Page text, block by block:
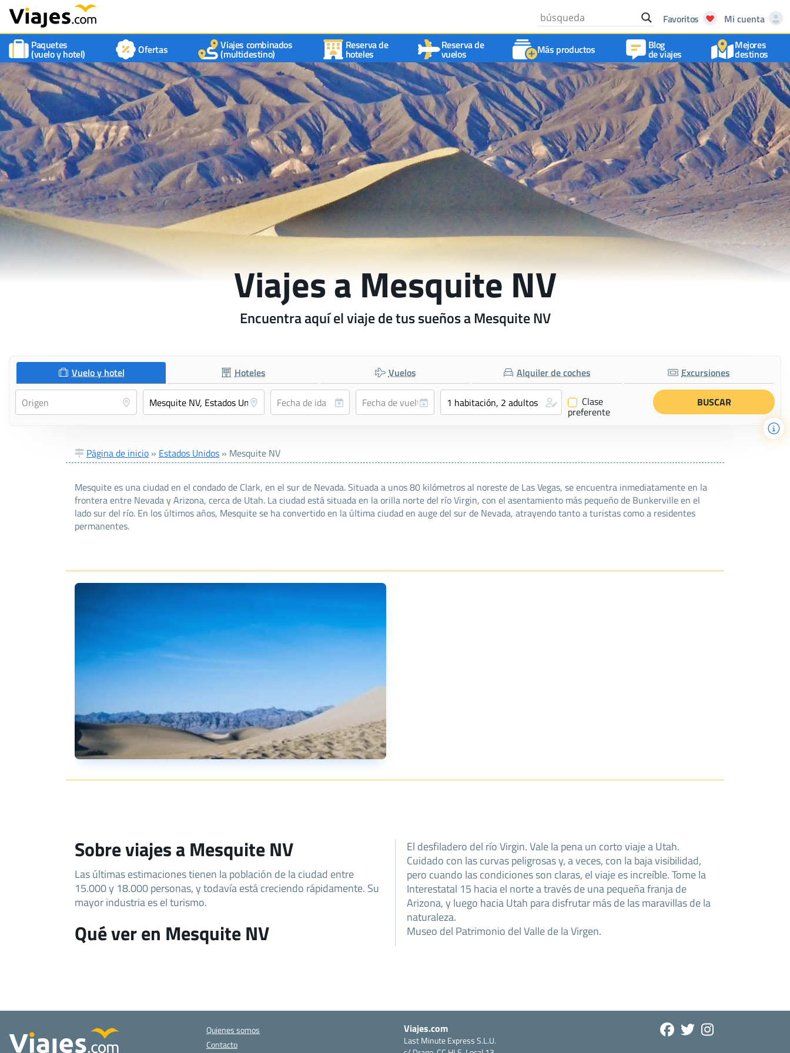
Favoritos
Mi cuenta
Paquetes
(vuelo y hotel) Ofertas Viajes combinados
(multidestino)
Reserva de
hoteles
Reserva de
vuelos Más productos Blog
de viajes
Mejores
destinos
Viajes a Mesquite NV
Encuentra aquí el viaje de tus sueños a Mesquite NV
Vuelo y hotel Hoteles Vuelos Alquiler de coches Excursiones
✔ Clase
preferente
Página de inicio » Estados Unidos » Mesquite NV
Mesquite es una ciudad en el condado de Clark, en el sur de Nevada. Situada a unos 80 kilómetros al noreste de Las Vegas, se encuentra inmediatamente en la
frontera entre Nevada y Arizona, cerca de Utah. La ciudad está situada en la orilla norte del río Virgin, con el asentamiento más pequeño de Bunkerville en el
lado sur del río. En los últimos años, Mesquite se ha convertido en la última ciudad en auge del sur de Nevada, atrayendo tanto a turistas como a residentes
permanentes.
Sobre viajes a Mesquite NV
Las últimas estimaciones tienen la población de la ciudad entre
15.000 y 18.000 personas, y todavía está creciendo rápidamente. Su
mayor industria es el turismo.
Qué ver en Mesquite NV
El desfiladero del río Virgin. Vale la pena un corto viaje a Utah.
Cuidado con las curvas peligrosas y, a veces, con la baja visibilidad,
pero cuando las condiciones son claras, el viaje es increíble. Tome la
Interestatal 15 hacia el norte a través de una pequeña franja de
Arizona, y luego hacia Utah para disfrutar más de las maravillas de la
naturaleza.
Museo del Patrimonio del Valle de la Virgen.
Quienes somos
Contacto
Viajes.com
Last Minute Express S.L.U.